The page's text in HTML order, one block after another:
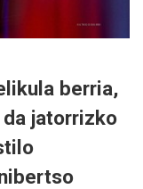
berria,
jatorrizko